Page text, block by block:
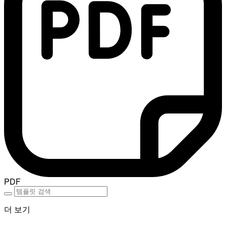
PDF
더 보기